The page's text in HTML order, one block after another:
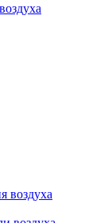
воздуха